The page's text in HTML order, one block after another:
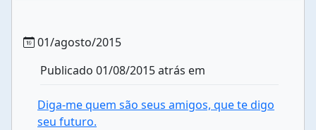
01/agosto/2015
Publicado 01/08/2015 atrás em
Diga-me quem são seus amigos, que te digo
seu futuro.